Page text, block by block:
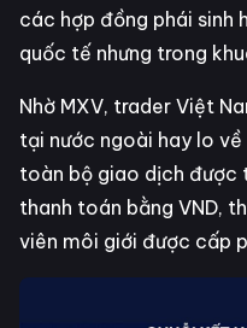
các hợp đồng phái sinh
quốc tế nhưng trong
Nhờ MXV, trader Việt
tại nước ngoài hay lo
toàn bộ giao dịch được
thanh toán bằng VND,
viên môi giới được cấp